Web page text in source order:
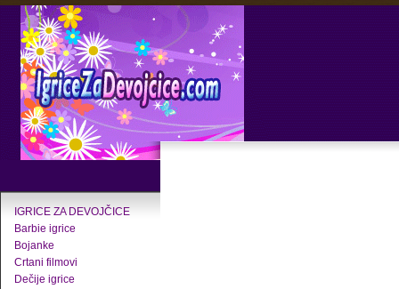
IGRICE ZA DEVOJČICE
Barbie igrice
Bojanke
Crtani filmovi
Dečije igrice